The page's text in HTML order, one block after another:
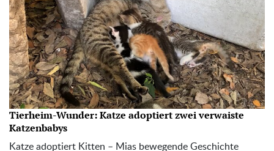
Tierheim-Wunder: Katze adoptiert zwei verwaiste
Katzenbabys
Katze adoptiert Kitten – Mias bewegende Geschichte